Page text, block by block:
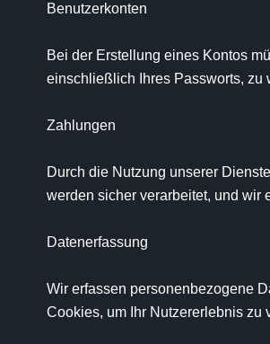
Benutzerkonten
Bei der Erstellung eines Kontos
einschließlich Ihres Passworts, zu
Zahlungen
Durch die Nutzung unserer
werden sicher verarbeitet, und wir
Datenerfassung
Wir erfassen personenbezogene
Cookies, um Ihr Nutzererlebnis zu